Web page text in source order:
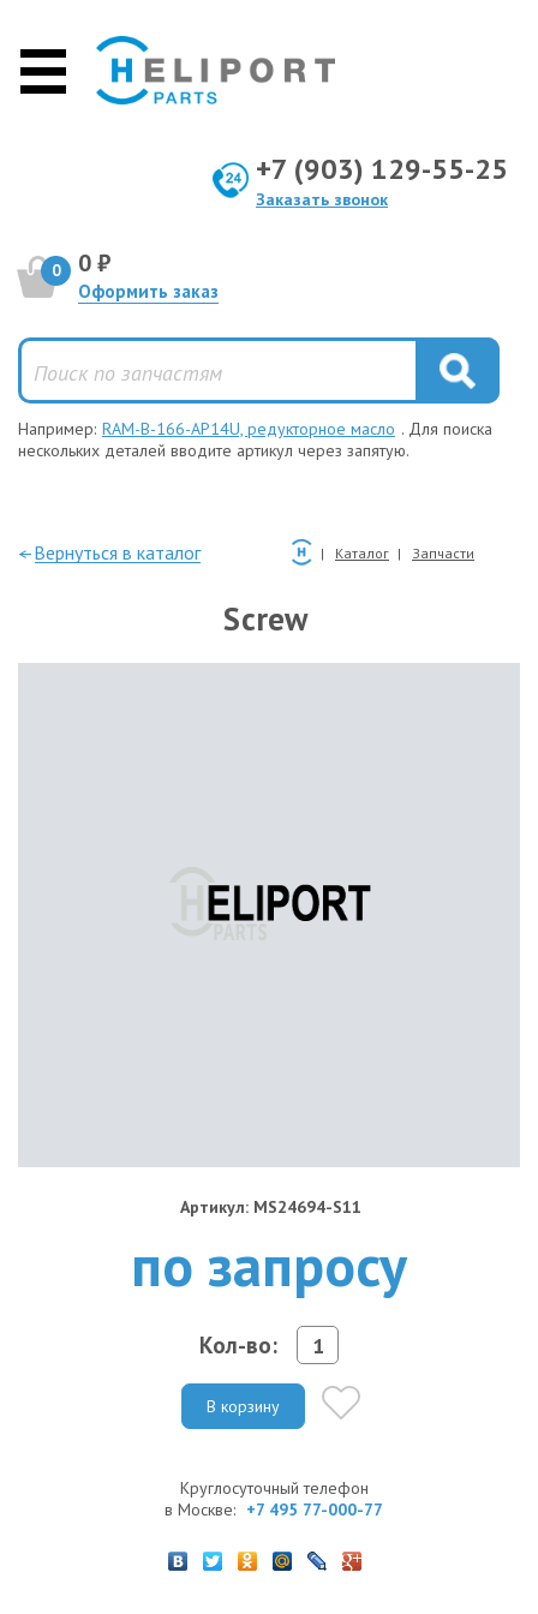
+7 (903) 129-55-25
Заказать звонок
0 0 ₽
Оформить заказ
Например: RAM-B-166-AP14U, редукторное масло . Для поиска
нескольких деталей вводите артикул через запятую.
—Вернуться в каталог Каталог Запчасти
Screw
Артикул: MS24694-S11
по запросу
Кол-во:
В корзину
Круглосуточный телефон
в Москве: +7 495 77-000-77